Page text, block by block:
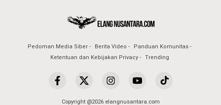
Pedoman Media Siber Berita Video
Panduan Komunitas
Ketentuan dan Kebijakan Privacy
Trending
Copyright @2026 elangnusantara.com